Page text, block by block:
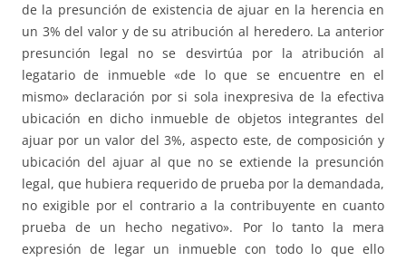
de la presunción de existencia de ajuar en la herencia en
un 3% del valor y de su atribución al heredero. La anterior
presunción legal no se desvirtúa por la atribución al
legatario de inmueble «de lo que se encuentre en el
mismo» declaración por si sola inexpresiva de la efectiva
ubicación en dicho inmueble de objetos integrantes del
ajuar por un valor del 3%, aspecto este, de composición y
ubicación del ajuar al que no se extiende la presunción
legal, que hubiera requerido de prueba por la demandada,
no exigible por el contrario a la contribuyente en cuanto
prueba de un hecho negativo». Por lo tanto la mera
expresión de legar un inmueble con todo lo que ello